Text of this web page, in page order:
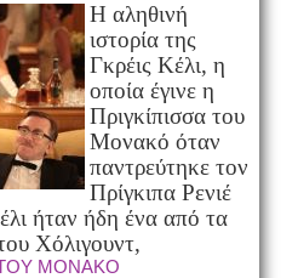
Η αληθινή
ιστορία της
Γκρέις Κέλι, η
οποία έγινε η
Πριγκίπισσα του
Μονακό όταν
παντρεύτηκε τον
Πρίγκιπα Ρενιέ
ήταν ήδη ένα από τα
Χόλιγουντ,
ΤΟΥ ΜΟΝΑΚΟ